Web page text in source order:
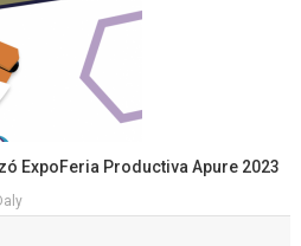
ExpoFeria Productiva Apure 2023